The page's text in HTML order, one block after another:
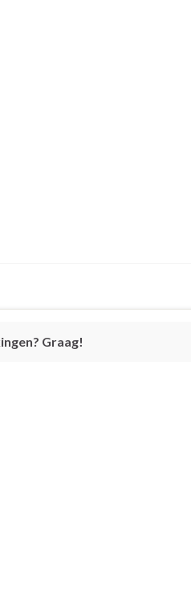
Graag!